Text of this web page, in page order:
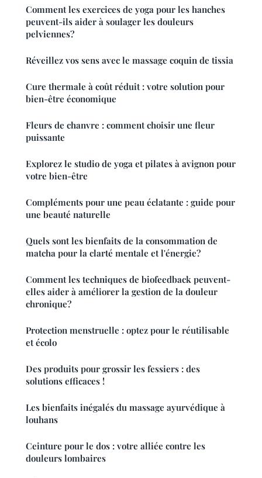
Comment les exercices de yoga pour les hanches
peuvent-ils aider à soulager les douleurs
pelviennes?
Réveillez vos sens avec le massage coquin de tissia
Cure thermale à coût réduit : votre solution pour
bien-être économique
Fleurs de chanvre : comment choisir une fleur
puissante
Explorez le studio de yoga et pilates à avignon pour
votre bien-être
Compléments pour une peau éclatante : guide pour
une beauté naturelle
Quels sont les bienfaits de la consommation de
matcha pour la clarté mentale et l'énergie?
Comment les techniques de biofeedback peuvent-
elles aider à améliorer la gestion de la douleur
chronique?
Protection menstruelle : optez pour le réutilisable
et écolo
Des produits pour grossir les fessiers : des
solutions efficaces !
Les bienfaits inégalés du massage ayurvédique à
louhans
Ceinture pour le dos : votre alliée contre les
douleurs lombaires